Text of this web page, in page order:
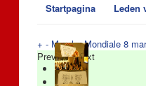
Startpagina Leden
+ - Marche Mondiale 8
Previous Next